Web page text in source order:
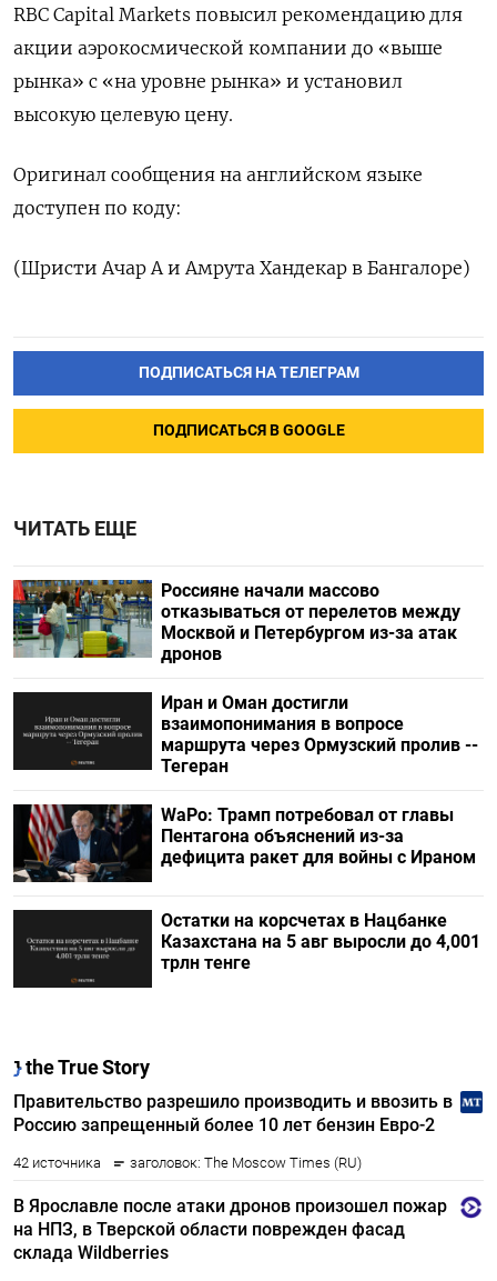
RBC Capital Markets повысил рекомендацию для
акции аэрокосмической компании до «выше
рынка» с «на уровне рынка» и установил
высокую целевую цену.
Оригинал сообщения на английском языке
доступен по коду:
(Шристи Ачар А и Амрута Хандекар в Бангалоре)
ПОДПИСАТЬСЯ НА ТЕЛЕГРАМ
ПОДПИСАТЬСЯ В GOOGLE
ЧИТАТЬ ЕЩЕ
Россияне начали массово
отказываться от перелетов между
Москвой и Петербургом из-за атак
дронов
Иран и Оман достигли
взаимопонимания в вопросе
маршрута через Ормузский пролив --
Тегеран
WaPo: Трамп потребовал от главы
Пентагона объяснений из-за
дефицита ракет для войны с Ираном
Остатки на корсчетах в Нацбанке
Казахстана на 5 авг выросли до 4,001
трлн тенге